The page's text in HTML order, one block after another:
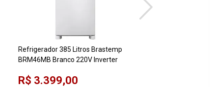
Refrigerador 385 Litros Brastemp
BRM46MB Branco 220V Inverter
R$ 3.399,00